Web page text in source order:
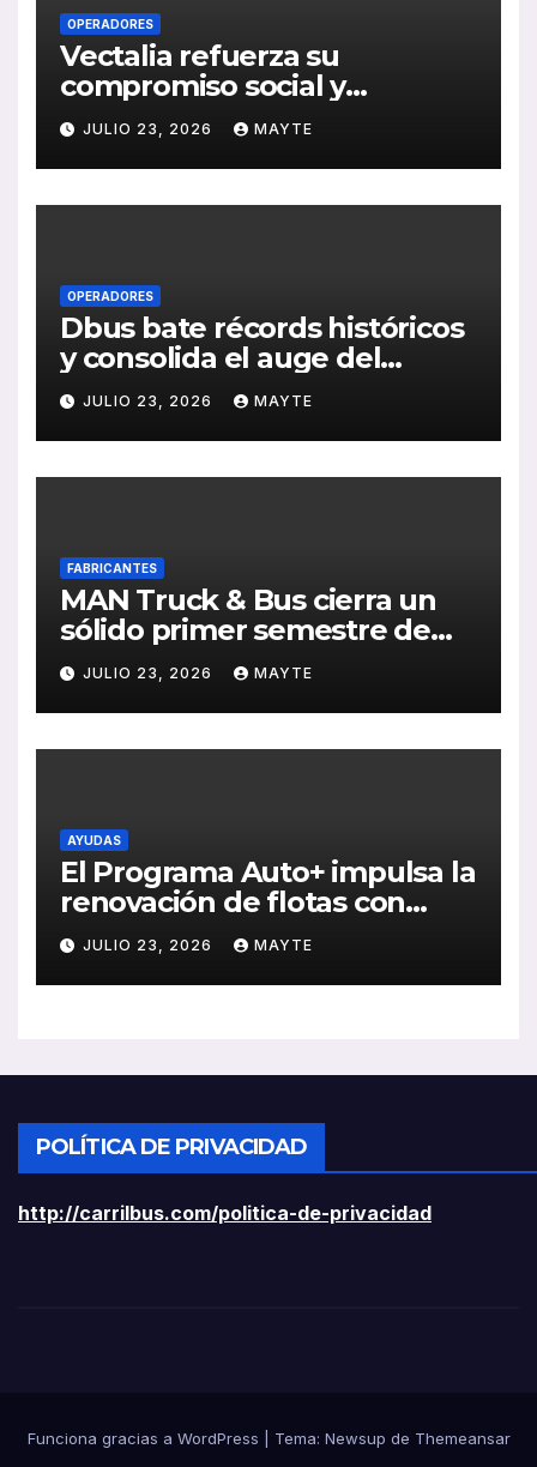
OPERADORES
Vectalia refuerza su
compromiso social y
medioambiental con la
publicación de su Memoria
de RSC 2025
JULIO 23, 2026 MAYTE
OPERADORES
Dbus bate récords históricos
y consolida el auge del
transporte público en San
Sebastián
JULIO 23, 2026 MAYTE
FABRICANTES
MAN Truck & Bus cierra un
sólido primer semestre de
2026 con crecimiento en
ventas, pedidos y
rentabilidad
JULIO 23, 2026 MAYTE
AYUDAS
El Programa Auto+ impulsa la
renovación de flotas con
ayudas a vehículos eléctricos
ligeros
JULIO 23, 2026 MAYTE
POLÍTICA DE PRIVACIDAD
http://carrilbus.com/politica-de-privacidad
Funciona gracias a WordPress Tema: Newsup de Themeansar